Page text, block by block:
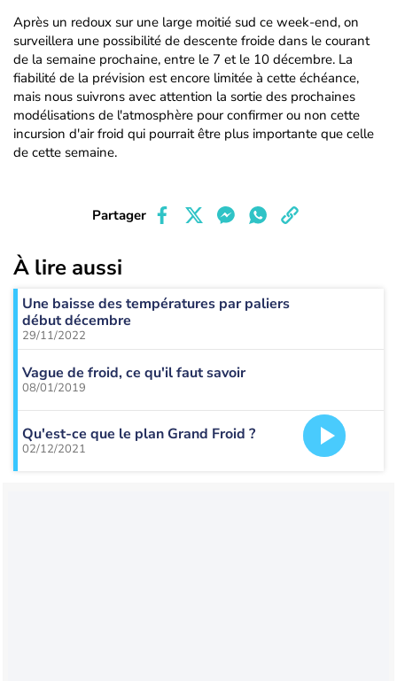
Après un redoux sur une large moitié sud ce week-end, on
surveillera une possibilité de descente froide dans le courant
de la semaine prochaine, entre le 7 et le 10 décembre. La
fiabilité de la prévision est encore limitée à cette échéance,
mais nous suivrons avec attention la sortie des prochaines
modélisations de l'atmosphère pour confirmer ou non cette
incursion d'air froid qui pourrait être plus importante que celle
de cette semaine.
Partager
À lire aussi
Une baisse des températures par paliers
début décembre
29/11/2022
Vague de froid, ce qu'il faut savoir
08/01/2019
Qu'est-ce que le plan Grand Froid ?
02/12/2021